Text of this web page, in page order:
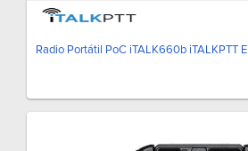
Radio Portátil PoC iTALK660b iTALKPTT